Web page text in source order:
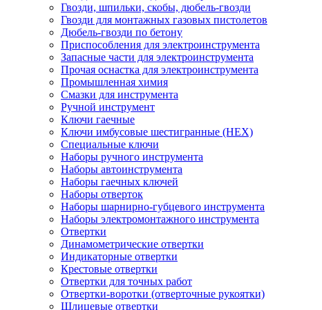
Гвозди, шпильки, скобы, дюбель-гвозди
Гвозди для монтажных газовых пистолетов
Дюбель-гвозди по бетону
Приспособления для электроинструмента
Запасные части для электроинструмента
Прочая оснастка для электроинструмента
Промышленная химия
Смазки для инструмента
Ручной инструмент
Ключи гаечные
Ключи имбусовые шестигранные (HEX)
Специальные ключи
Наборы ручного инструмента
Наборы автоинструмента
Наборы гаечных ключей
Наборы отверток
Наборы шарнирно-губцевого инструмента
Наборы электромонтажного инструмента
Отвертки
Динамометрические отвертки
Индикаторные отвертки
Крестовые отвертки
Отвертки для точных работ
Отвертки-воротки (отверточные рукоятки)
Шлицевые отвертки